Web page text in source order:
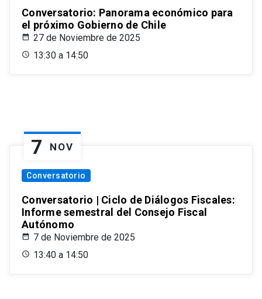
Conversatorio: Panorama económico para
el próximo Gobierno de Chile
27 de Noviembre de 2025
13:30 a 14:50
7 NOV
Conversatorio
Conversatorio | Ciclo de Diálogos Fiscales:
Informe semestral del Consejo Fiscal
Autónomo
7 de Noviembre de 2025
13:40 a 14:50